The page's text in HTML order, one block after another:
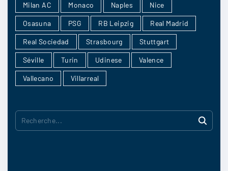
Milan AC Monaco Naples Nice
Osasuna PSG RB Leipzig Real Madrid
Real Sociedad Strasbourg Stuttgart
Séville Turin Udinese Valence
Vallecano Villarreal